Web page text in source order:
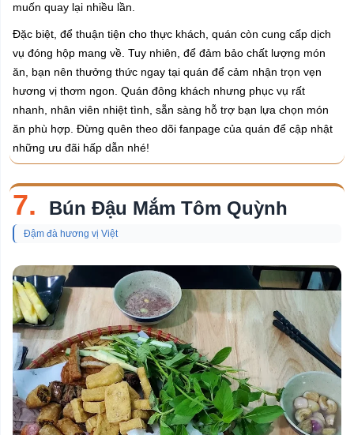
muốn quay lại nhiều lần.
Đặc biệt, để thuận tiện cho thực khách, quán còn cung cấp dịch
vụ đóng hộp mang về. Tuy nhiên, để đảm bảo chất lượng món
ăn, bạn nên thưởng thức ngay tại quán để cảm nhận trọn vẹn
hương vị thơm ngon. Quán đông khách nhưng phục vụ rất
nhanh, nhân viên nhiệt tình, sẵn sàng hỗ trợ bạn lựa chọn món
ăn phù hợp. Đừng quên theo dõi fanpage của quán để cập nhật
những ưu đãi hấp dẫn nhé!
7. Bún Đậu Mắm Tôm Quỳnh
Đậm đà hương vị Việt